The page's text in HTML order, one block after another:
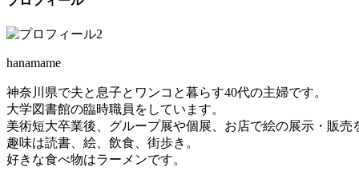
hanamame
神奈川県で夫と息子とワンコと暮らす40代の主婦です。
大学図書館の臨時職員をしています。
美術短大卒業後、グループ展や個展、お店で絵の展示・販売
趣味は読書、絵、飲食、街歩き。
好きな食べ物はラーメンです。